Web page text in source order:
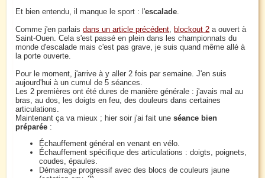
Et bien entendu, il manque le sport : l'escalade
Comme j'en parlaisdans un article précédent ,blockout 2 a ouvert à
Saint-Ouen. Cela s'est passé en plein dans les championnats du
monde d'escalade mais c'est pas grave, je suis quand même allé à
la porte ouverte.
Pour le moment, j'arrive à y aller 2 fois par semaine. J'en suis
aujourd'hui à un cumul de 5 séances.
Les 2 premières ont été dures de manière générale : j'avais mal au
bras, au dos, les doigts en feu, des douleurs dans certaines
articulations.
Maintenant ça va mieux ; hier soir j'ai fait uneséance bien
préparée :
Échauffement général en venant en vélo.
Échauffement spécifique des articulations : doigts, poignets,
coudes, épaules.
Démarrage progressif avec des blocs de couleurs jaune